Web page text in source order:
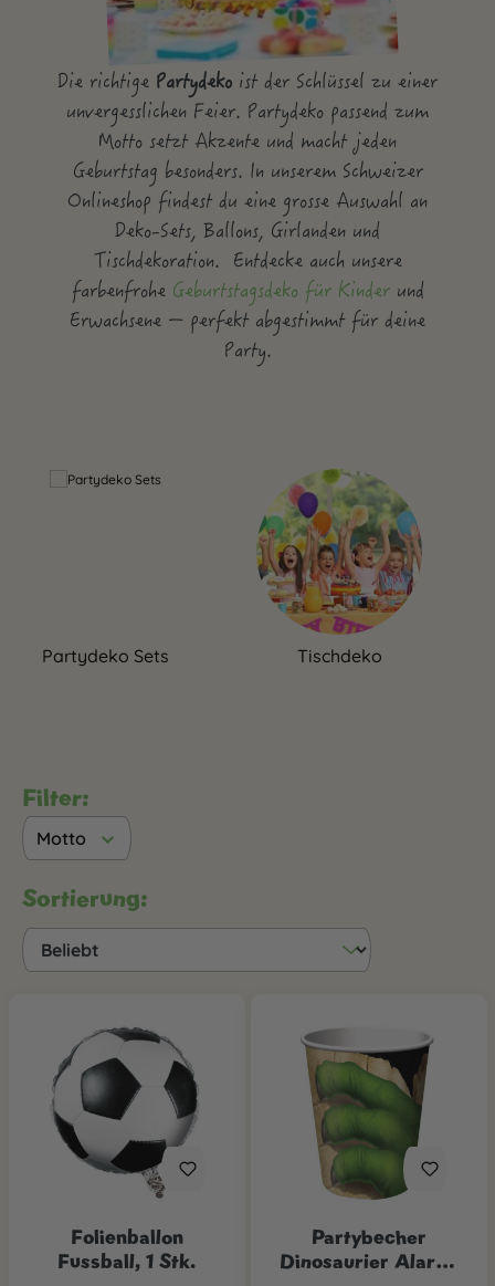
Die richtige Partydeko ist der Schlüssel zu einer
unvergesslichen Feier. Partydeko passend zum
Motto setzt Akzente und macht jeden
Geburtstag besonders. In unserem Schweizer
Onlineshop findest du eine grosse Auswahl an
Deko-Sets, Ballons, Girlanden und
Tischdekoration. Entdecke auch unsere
farbenfrohe Geburtstagsdeko für Kinderund
Erwachsene – perfekt abgestimmt für deine
Party.
Partydeko Sets Tischdeko
Filter:
Motto
Sortierung:
Folienballon
Fussball, 1 Stk.
Partybecher
Dinosaurier Alarm,